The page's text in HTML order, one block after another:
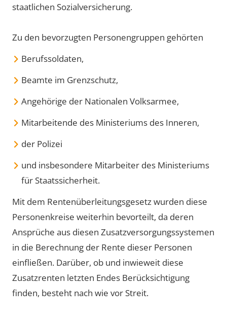
staatlichen Sozialversicherung.
Zu den bevorzugten Personengruppen gehörten
Berufssoldaten,
Beamte im Grenzschutz,
Angehörige der Nationalen Volksarmee,
Mitarbeitende des Ministeriums des Inneren,
der Polizei
und insbesondere Mitarbeiter des Ministeriums
für Staatssicherheit.
Mit dem Rentenüberleitungsgesetz wurden diese
Personenkreise weiterhin bevorteilt, da deren
Ansprüche aus diesen Zusatzversorgungssystemen
in die Berechnung der Rente dieser Personen
einfließen. Darüber, ob und inwieweit diese
Zusatzrenten letzten Endes Berücksichtigung
finden, besteht nach wie vor Streit.